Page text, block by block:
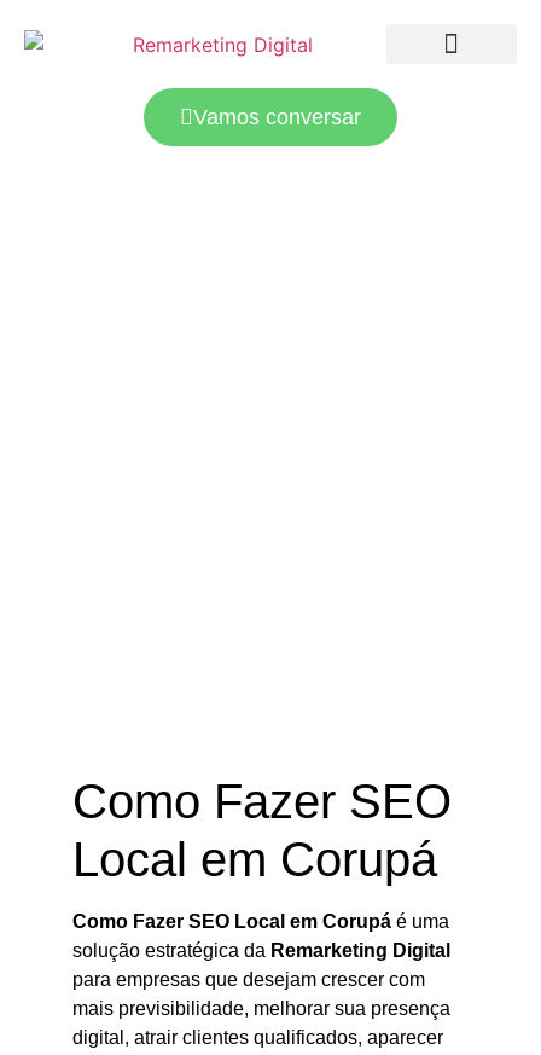
Vamos conversar
Como Fazer SEO
Local em Corupá
Como Fazer SEO Local em Corupá é uma
solução estratégica da Remarketing Digital
para empresas que desejam crescer com
mais previsibilidade, melhorar sua presença
digital, atrair clientes qualificados, aparecer